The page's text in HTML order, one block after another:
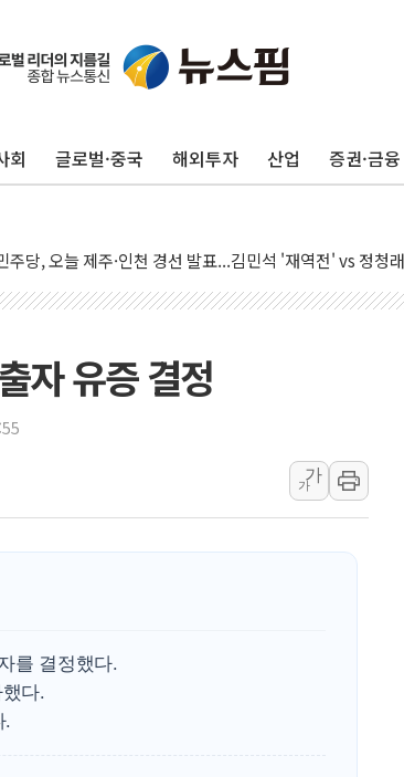
회 글로벌·중국 해외투자 산업 증권·금융
대통령, 'ISA·주가누르기 방지법' 전면 재검토 지시
'호우 특보' 경북 울진 시간당 20~30mm 강한 비...가뭄 해소될
세훈 "용산공원 주택 검토, 민주당 스스로 원칙 뒤집는 것"
북 주말 무더위 지속…청주·진천 35도, 곳곳 소나기
주당, 오늘 제주·인천 경선 발표...김민석 '재역전' vs 정청
상협, 업계 개인정보 보안 새판 짠다…'자율규제단체' 타진
트럼프, 쿡 연준 이사 해임 재추진…"26일까지 의혹 소명" 요구
럽증시, 美 고용 예상 밖 부진에 연준 금리 인상 가능성
연준 매파 기세 꺾이나…고용 감소에 9월 동결 전망 우세
[종합] 이슬람 수니파 3국, '공동방위협정' 체결… 이스라엘
트럼프, 백신·자폐증 행정명령 검토…"이르면 다음 주"
항소법원, 백악관 무도회장 공사 중단 명령…트럼프 제동
란 핵심 원유 수출항 '하르그섬', 최근 1주일 이상 '올스톱
욕증시 프리뷰, 美 고용 쇼크에 금리 인상 우려 후퇴…나스
합] 美 7월 고용 2만3000명 감소 '쇼크'…9월 금리 인상 기
자 유증 결정
가
가
를 결정했다.
다.
.